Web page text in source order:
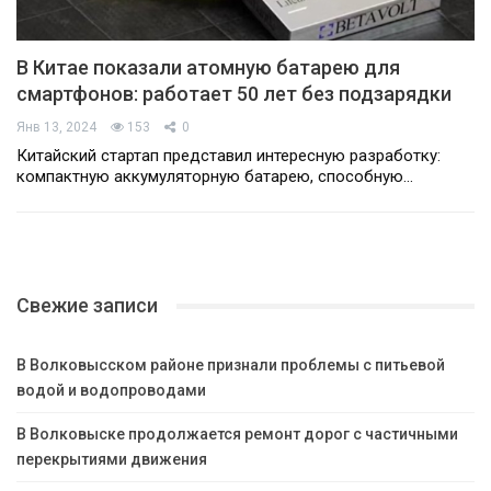
В Китае показали атомную батарею для
смартфонов: работает 50 лет без подзарядки
Янв 13, 2024 153 0
Китайский стартап представил интересную разработку:
компактную аккумуляторную батарею, способную…
Свежие записи
В Волковысском районе признали проблемы с питьевой
водой и водопроводами
В Волковыске продолжается ремонт дорог с частичными
перекрытиями движения